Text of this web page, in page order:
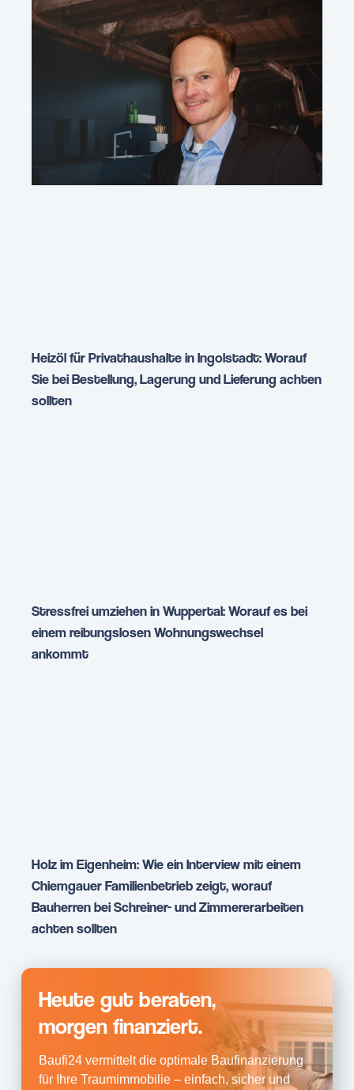
Heizöl für Privathaushalte in Ingolstadt: Worauf
Sie bei Bestellung, Lagerung und Lieferung achten
sollten
Stressfrei umziehen in Wuppertal: Worauf es bei
einem reibungslosen Wohnungswechsel
ankommt
Holz im Eigenheim: Wie ein Interview mit einem
Chiemgauer Familienbetrieb zeigt, worauf
Bauherren bei Schreiner- und Zimmererarbeiten
achten sollten
Heute gut beraten,
morgen finanziert.
Baufi24 vermittelt die optimale Baufinanzierung
für Ihre Traumimmobilie – einfach, sicher und